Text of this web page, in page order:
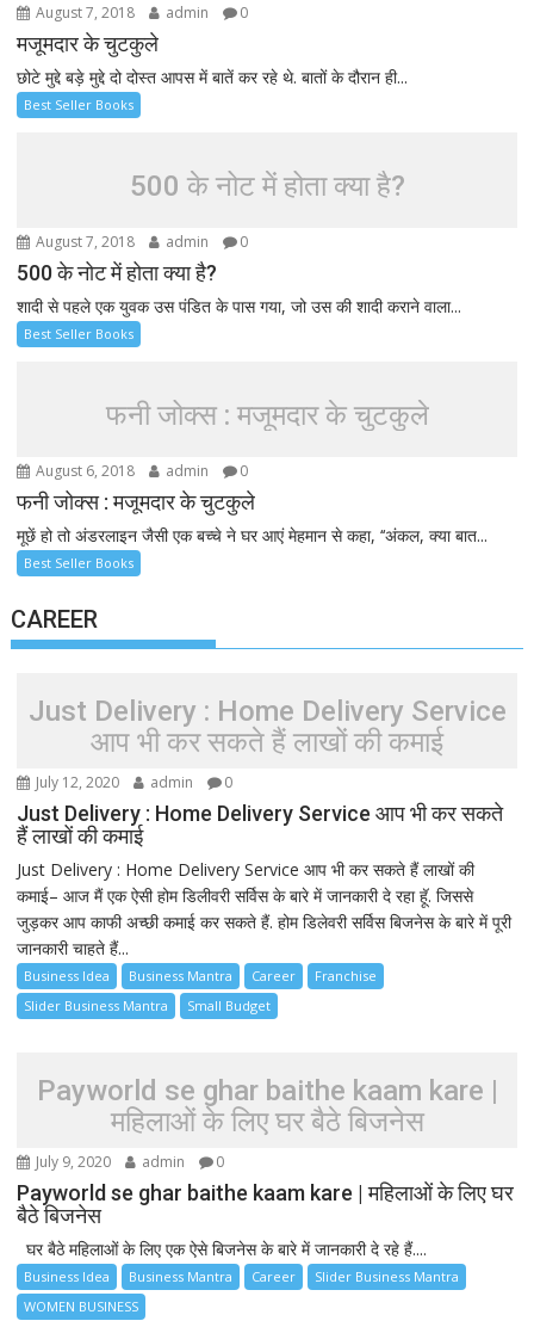
August 7, 2018 admin 0
मजूमदार के चुटकुले
छोटे मुद्दे बड़े मुद्दे दो दोस्त आपस में बातें कर रहे थे. बातों के दौरान ही...
Best Seller Books
500 के नोट में होता क्या है?
August 7, 2018 admin 0
500 के नोट में होता क्या है?
शादी से पहले एक युवक उस पंडित के पास गया, जो उस की शादी कराने वाला...
Best Seller Books
फनी जोक्स : मजूमदार के चुटकुले
August 6, 2018 admin 0
फनी जोक्स : मजूमदार के चुटकुले
मूछें हो तो अंडरलाइन जैसी एक बच्चे ने घर आएं मेहमान से कहा, ‘‘अंकल, क्या बात...
Best Seller Books
CAREER
Just Delivery : Home Delivery Service
आप भी कर सकते हैं लाखों की कमाई
July 12, 2020 admin 0
Just Delivery : Home Delivery Service आप भी कर सकते
हैं लाखों की कमाई
Just Delivery : Home Delivery Service आप भी कर सकते हैं लाखों की
कमाई– आज मैं एक ऐसी होम डिलीवरी सर्विस के बारे में जानकारी दे रहा हूॅ. जिससे
जुड़कर आप काफी अच्छी कमाई कर सकते हैं. होम डिलेवरी सर्विस बिजनेस के बारे में पूरी
जानकारी चाहते हैं...
Business Idea Business Mantra Career
Franchise
Slider Business Mantra
Small Budget
Payworld se ghar baithe kaam kare |
महिलाओं के लिए घर बैठे बिजनेस
July 9, 2020 admin 0
Payworld se ghar baithe kaam kare | महिलाओं के लिए घर
बैठे बिजनेस
घर बैठे महिलाओं के लिए एक ऐसे बिजनेस के बारे में जानकारी दे रहे हैं....
Business Idea Business Mantra Career
Slider Business Mantra
WOMEN BUSINESS